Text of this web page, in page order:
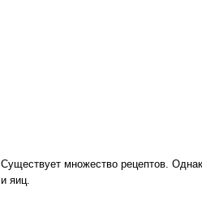
Существует множество рецептов.
и яиц.